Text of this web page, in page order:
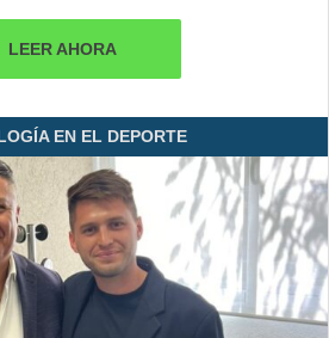
LEER AHORA
EN EL DEPORTE